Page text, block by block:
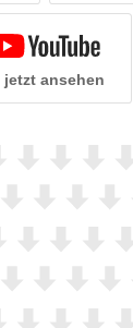
jetzt ansehen